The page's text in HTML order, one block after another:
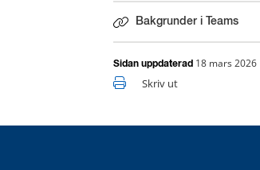
Bakgrunder i Teams
Sidan uppdaterad 18 mars 2026
Skriv ut